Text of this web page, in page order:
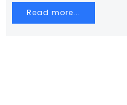
Read more...